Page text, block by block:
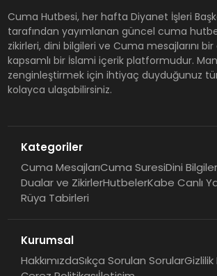
Cuma Hutbesi, her hafta Diyanet İşleri
tarafından yayımlanan güncel cuma
zikirleri, dini bilgileri ve Cuma mesajlarını
kapsamlı bir İslami içerik platformudur.
zenginleştirmek için ihtiyaç duyduğunuz
kolayca ulaşabilirsiniz.
Kategoriler
Cuma MesajlarıCuma SuresiDini Bilgiler
Dualar ve ZikirlerHutbelerKabe Canlı
Rüya Tabirleri
Kurumsal
HakkımızdaSıkça Sorulan SorularGizlilik